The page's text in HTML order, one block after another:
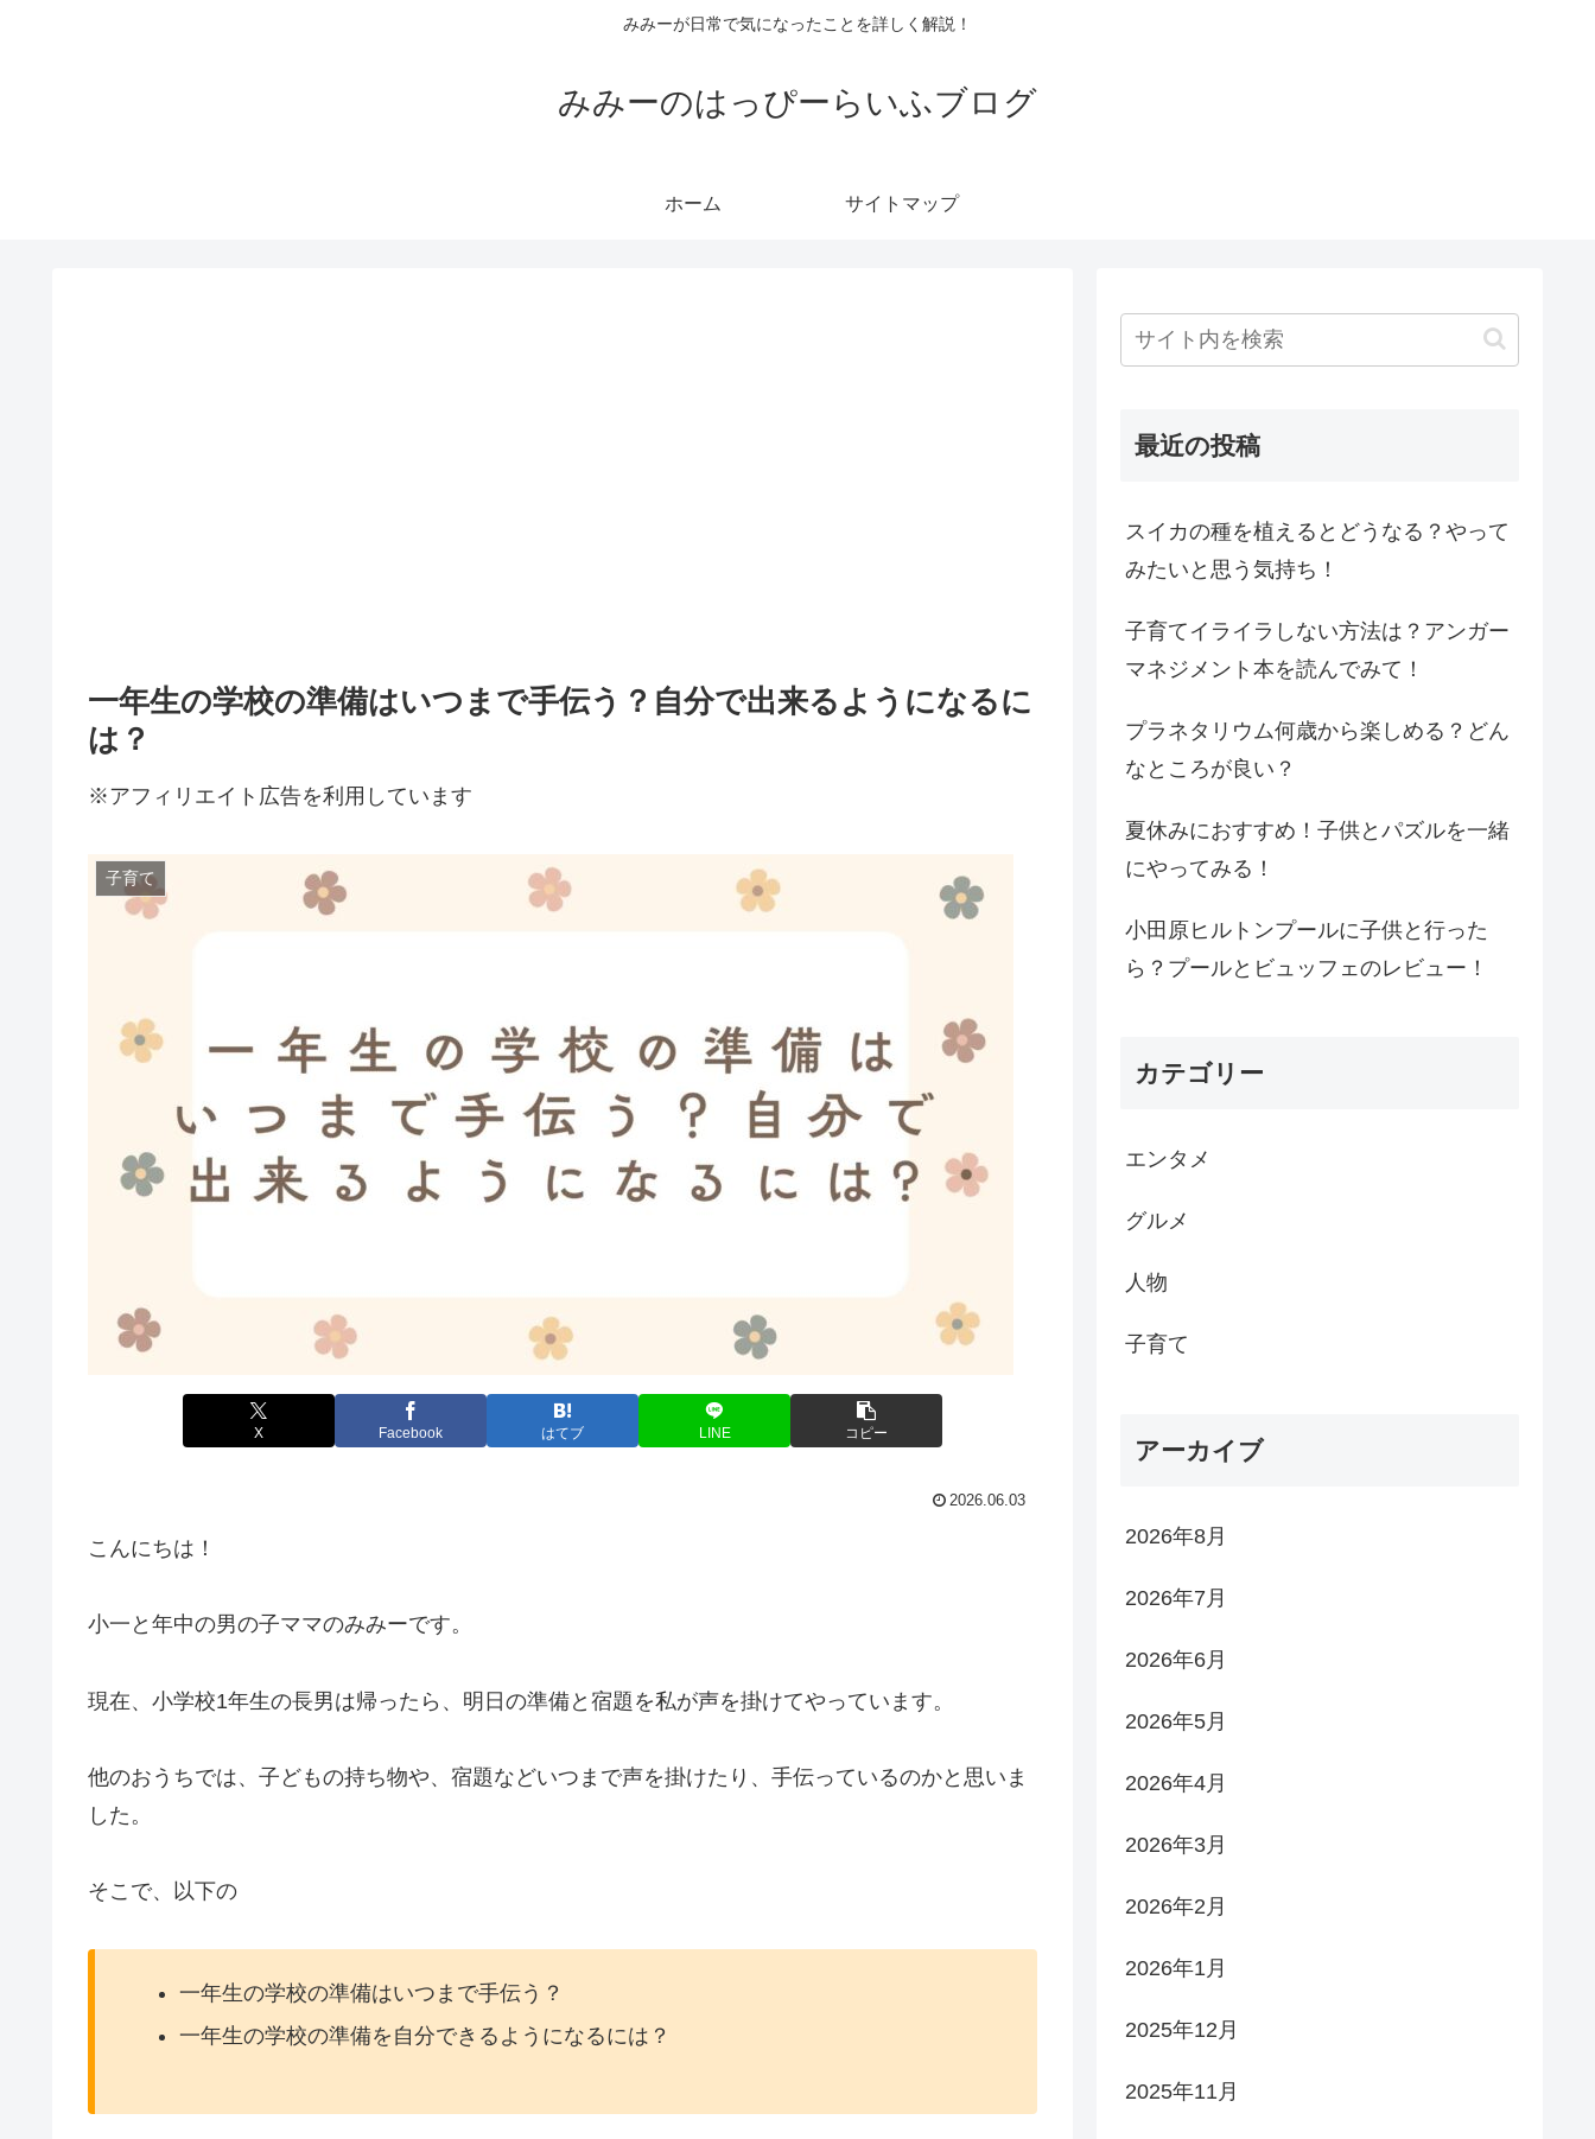
みみーが日常で気になったことを詳しく解説！
みみーのはっぴーらいふブログ
ホーム サイトマップ
一年生の学校の準備はいつまで手伝う？自分で出来るようになるに
は？
※アフィリエイト広告を利用しています
子育て
X Facebook はてブ LINE コピー
2026.06.03
こんにちは！
小一と年中の男の子ママのみみーです。
現在、小学校1年生の長男は帰ったら、明日の準備と宿題を私が声を掛けてやっています。
他のおうちでは、子どもの持ち物や、宿題などいつまで声を掛けたり、手伝っているのかと思いま
した。
そこで、以下の
一年生の学校の準備はいつまで手伝う？
一年生の学校の準備を自分できるようになるには？
最近の投稿
スイカの種を植えるとどうなる？やって
みたいと思う気持ち！
子育てイライラしない方法は？アンガー
マネジメント本を読んでみて！
プラネタリウム何歳から楽しめる？どん
なところが良い？
夏休みにおすすめ！子供とパズルを一緒
にやってみる！
小田原ヒルトンプールに子供と行った
ら？プールとビュッフェのレビュー！
カテゴリー
エンタメ
グルメ
人物
子育て
アーカイブ
2026年8月
2026年7月
2026年6月
2026年5月
2026年4月
2026年3月
2026年2月
2026年1月
2025年12月
2025年11月